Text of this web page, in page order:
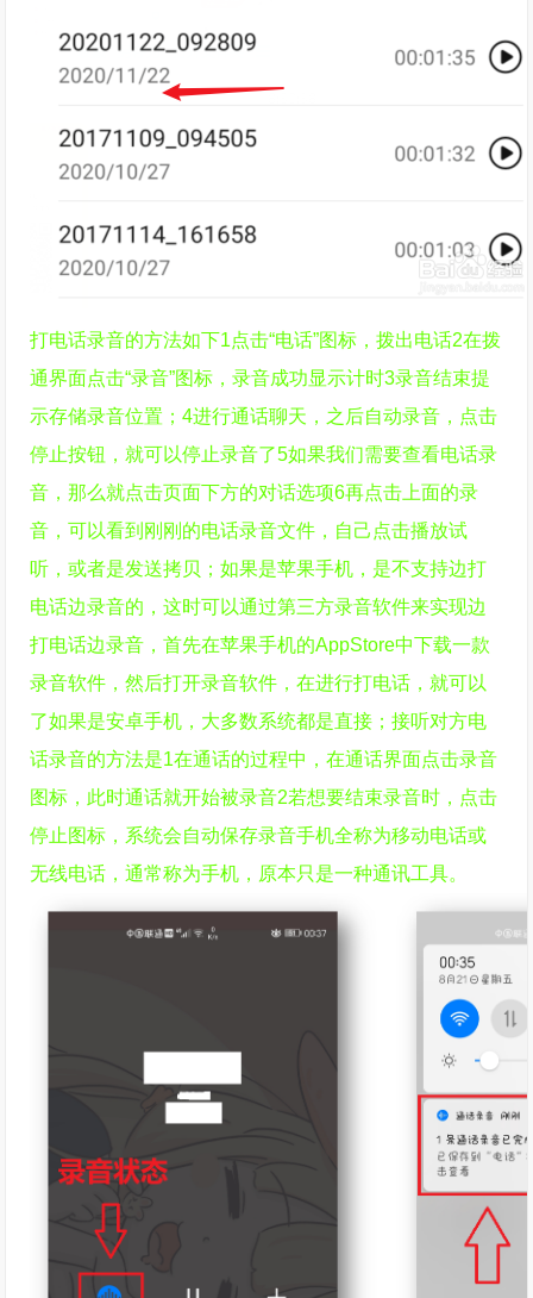
打电话录音的方法如下1点击“电话”图标，拨出电话2在拨
通界面点击“录音”图标，录音成功显示计时3录音结束提
示存储录音位置；4进行通话聊天，之后自动录音，点击
停止按钮，就可以停止录音了5如果我们需要查看电话录
音，那么就点击页面下方的对话选项6再点击上面的录
音，可以看到刚刚的电话录音文件，自己点击播放试
听，或者是发送拷贝；如果是苹果手机，是不支持边打
电话边录音的，这时可以通过第三方录音软件来实现边
打电话边录音，首先在苹果手机的AppStore中下载一款
录音软件，然后打开录音软件，在进行打电话，就可以
了如果是安卓手机，大多数系统都是直接；接听对方电
话录音的方法是1在通话的过程中，在通话界面点击录音
图标，此时通话就开始被录音2若想要结束录音时，点击
停止图标，系统会自动保存录音手机全称为移动电话或
无线电话，通常称为手机，原本只是一种通讯工具。